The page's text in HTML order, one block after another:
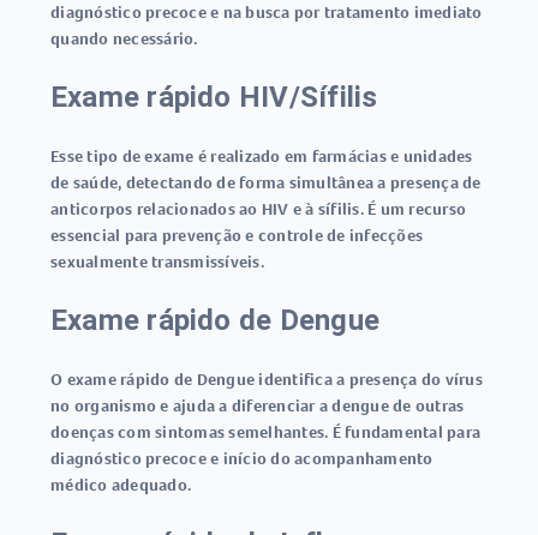
diagnóstico precoce e na busca por tratamento imediato
quando necessário.
Exame rápido HIV/Sífilis
Esse tipo de exame é realizado em farmácias e unidades
de saúde, detectando de forma simultânea a presença de
anticorpos relacionados ao HIV e à sífilis. É um recurso
essencial para prevenção e controle de infecções
sexualmente transmissíveis.
Exame rápido de Dengue
O exame rápido de Dengue identifica a presença do vírus
no organismo e ajuda a diferenciar a dengue de outras
doenças com sintomas semelhantes. É fundamental para
diagnóstico precoce e início do acompanhamento
médico adequado.